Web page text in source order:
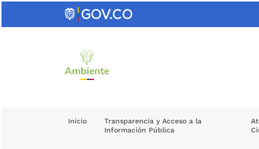
Inicio
Transparencia y Acceso a la
Información Pública